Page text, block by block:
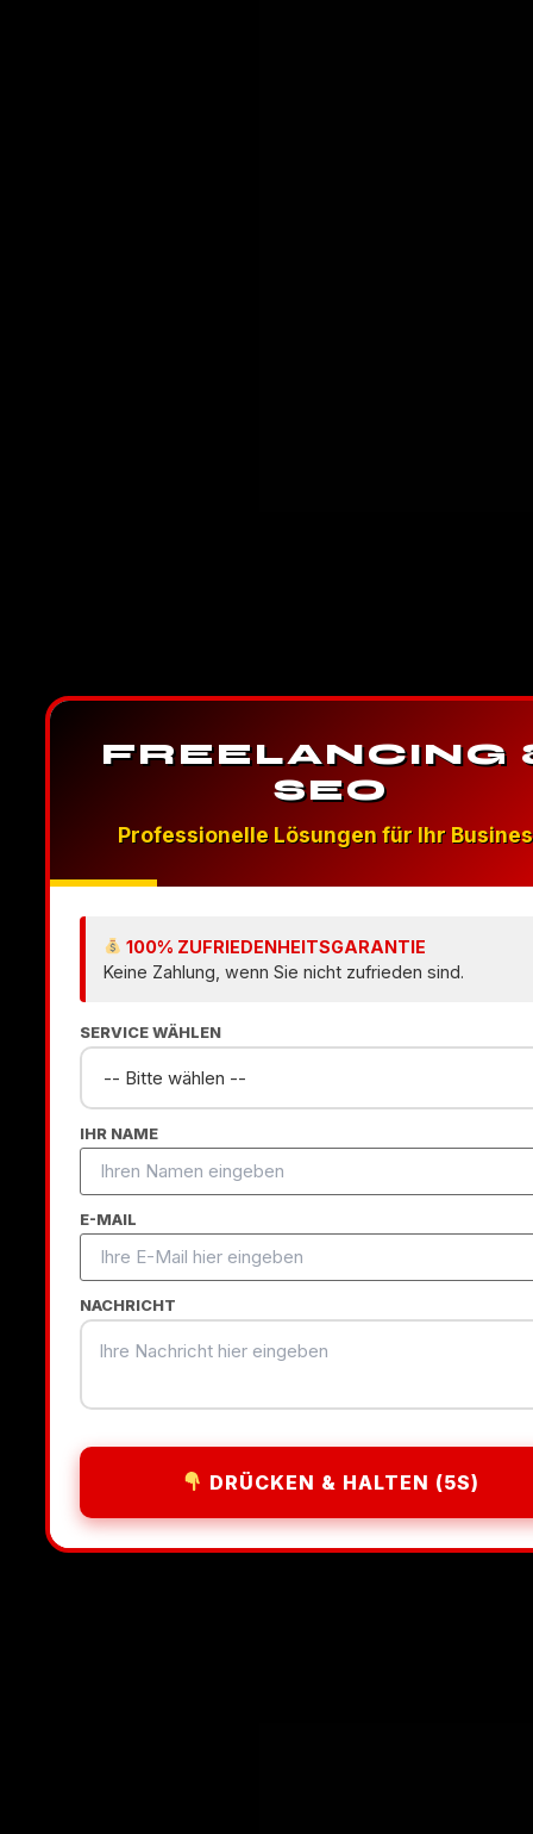
FREELANCING
SEO
Professionelle Lösungen für Ihr
100% ZUFRIEDENHEITSGARANTIE
Keine Zahlung, wenn Sie nicht zufrieden sind.
SERVICE WÄHLEN
IHR NAME
E-MAIL
NACHRICHT
DRÜCKEN & HALTEN (5S)